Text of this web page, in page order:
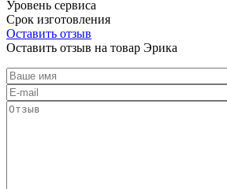
Уровень сервиса
Срок изготовления
Оставить отзыв
Оставить отзыв на товар Эрика